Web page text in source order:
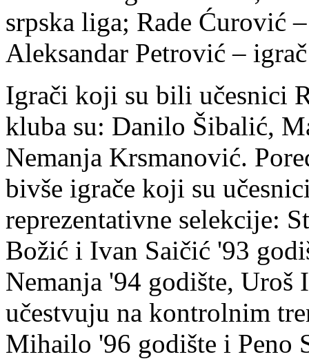
srpska liga; Rade Ćurović
Aleksandar Petrović –
Igrači koji su bili učesnici
kluba su: Danilo Šibalić,
Nemanja Krsmanović.
bivše igrače koji su
reprezentativne selekcije:
Božić i Ivan Saičić '93
Nemanja '94 godište,
učestvuju na kontrolnim
Mihailo '96 godište i Peno